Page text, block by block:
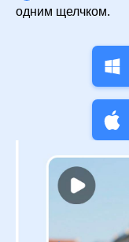
одним щелчком.